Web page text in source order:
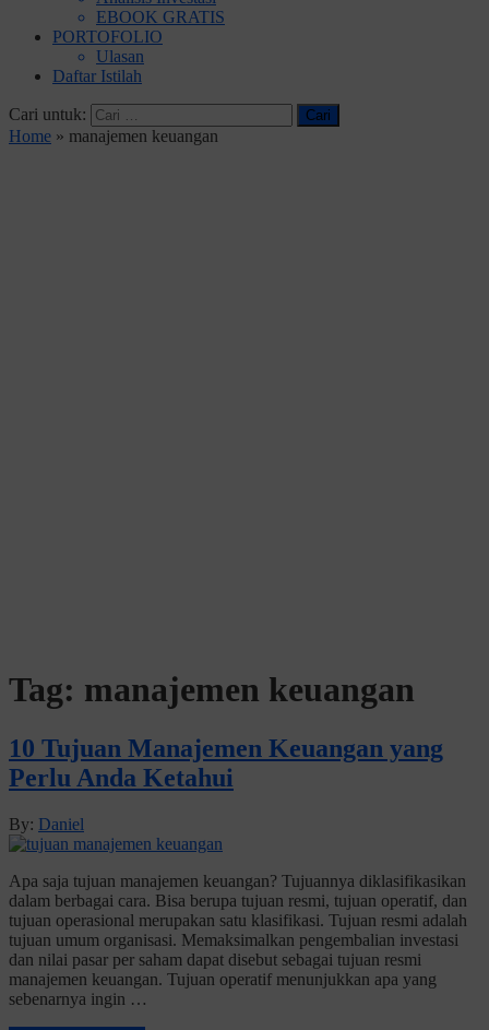
EBOOK GRATIS
PORTOFOLIO
Ulasan
Daftar Istilah
Cari untuk:
Home » manajemen keuangan
Tag: manajemen keuangan
10 Tujuan Manajemen Keuangan yang
Perlu Anda Ketahui
By: Daniel
Apa saja tujuan manajemen keuangan? Tujuannya diklasifikasikan
dalam berbagai cara. Bisa berupa tujuan resmi, tujuan operatif, dan
tujuan operasional merupakan satu klasifikasi. Tujuan resmi adalah
tujuan umum organisasi. Memaksimalkan pengembalian investasi
dan nilai pasar per saham dapat disebut sebagai tujuan resmi
manajemen keuangan. Tujuan operatif menunjukkan apa yang
sebenarnya ingin …